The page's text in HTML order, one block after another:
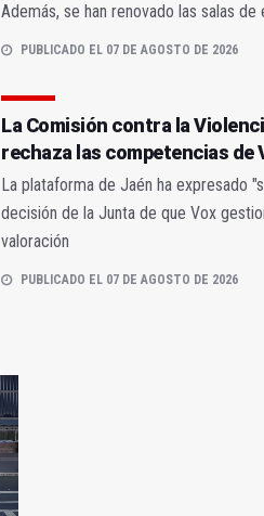
Además, se han renovado las salas
PUBLICADO EL 07 DE AGOSTO DE 2026
La Comisión contra la
rechaza las competencias de
La plataforma de Jaén ha expresado
decisión de la Junta de que Vox
valoración
PUBLICADO EL 07 DE AGOSTO DE 2026